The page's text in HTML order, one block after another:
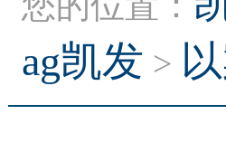
ag凯发 >